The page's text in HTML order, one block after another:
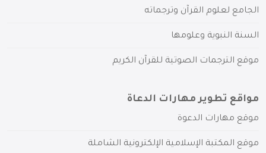
الجامع لعلوم القرآن وترجماته
السنة النبوية وعلومها
موقع الترجمات الصوتية للقرآن الكريم
مواقع تطوير مهارات الدعاة
موقع مهارات الدعوة
موقع المكتبة الإسلامية الإلكترونية الشاملة